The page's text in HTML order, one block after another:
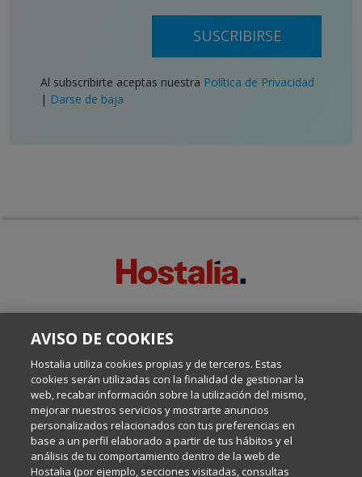
SUSCRIBIRSE
Al subscribirte aceptas nuestra Política de Privacidad
| Darse de baja
Escrito por el equipo de Comunicación de Hostalia, dirigido por
Internet y Tecnología.
Política de privacidad
Política de cookies
AVISO DE COOKIES
Hostalia utiliza cookies propias y de terceros. Estas
cookies serán utilizadas con la finalidad de gestionar la
web, recabar información sobre la utilización del mismo,
mejorar nuestros servicios y mostrarte anuncios
personalizados relacionados con tus preferencias en
base a un perfil elaborado a partir de tus hábitos y el
análisis de tu comportamiento dentro de la web de
Hostalia (por ejemplo, secciones visitadas, consultas